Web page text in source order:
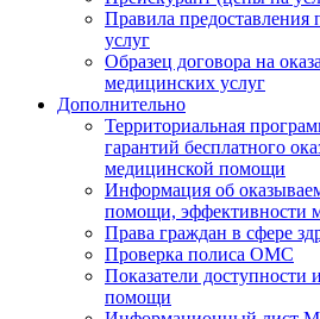
Правила
услуг
Образец договора на
медицинских услуг
Дополнительно
Территориальная
гарантий бесплатного
медицинской помощи
Информация об
помощи, эффективности
Права граждан в сфере
Проверка полиса ОМС
Показатели доступности
помощи